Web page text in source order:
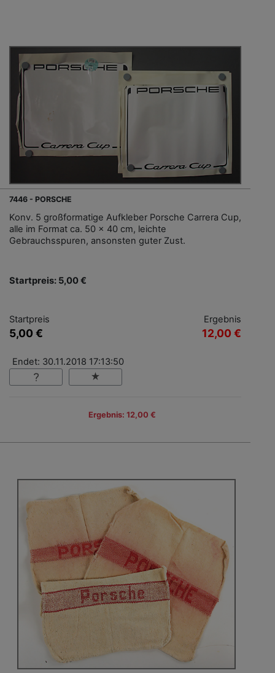
7446 - PORSCHE
Konv. 5 großformatige Aufkleber Porsche Carrera Cup,
alle im Format ca. 50 x 40 cm, leichte
Gebrauchsspuren, ansonsten guter Zust.
Startpreis: 5,00 €
Startpreis
5,00 €
Ergebnis
12,00 €
Endet: 30.11.2018 17:13:50
Ergebnis: 12,00 €